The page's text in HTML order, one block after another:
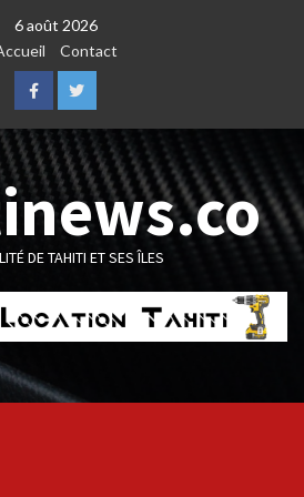
6 août 2026
Contact
FacebookTwitter
DE TAHITI ET SES ÎLES